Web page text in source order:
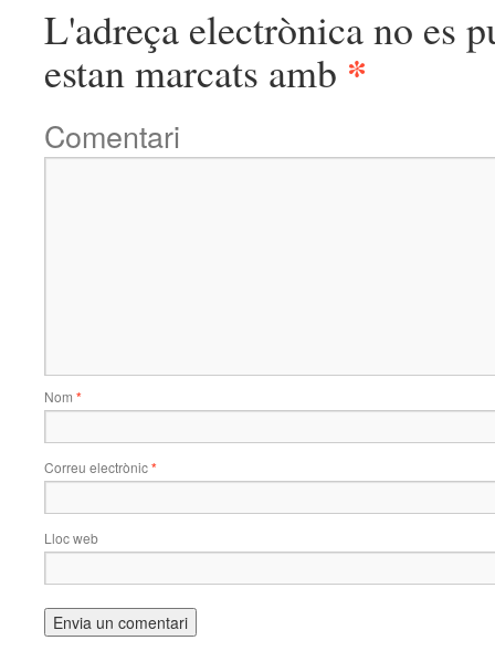
L'adreça electrònica no es
estan marcats amb *
Comentari
Nom *
Correu electrònic*
Lloc web